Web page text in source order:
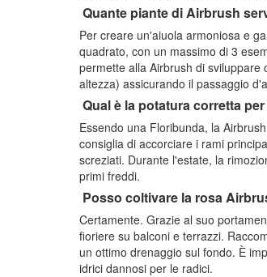
Quante piante di Airbrush
Per creare un'aiuola armoniosa e
quadrato, con un massimo di 3
permette alla Airbrush di
altezza) assicurando il passaggio
Qual è la potatura corretta
Essendo una Floribunda, la
consiglia di accorciare i rami
screziati. Durante l'estate, la
primi freddi.
Posso coltivare la rosa
Certamente. Grazie al suo
fioriere su balconi e terrazzi.
un ottimo drenaggio sul fondo. È
idrici dannosi per le radici.